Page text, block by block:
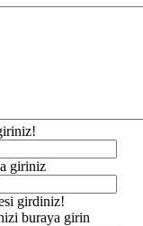
giriniz
girdiniz!
buraya girin